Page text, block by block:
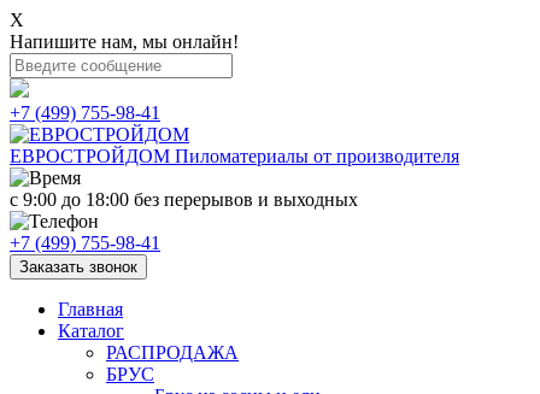
X
Напишите нам, мы онлайн!
+7 (499) 755-98-41
ЕВРОСТРОЙДОМ Пиломатериалы от производителя
с 9:00 до 18:00 без перерывов и выходных
+7 (499) 755-98-41
Заказать звонок
Главная
Каталог
РАСПРОДАЖА
БРУС